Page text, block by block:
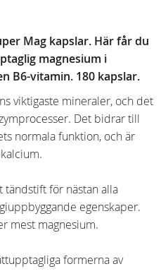
Mag kapslar. Här får du
magnesium i
B6-vitamin. 180 kapslar.
viktigaste mineraler, och det
Det bidrar till
normala funktion, och är
tändstift för nästan alla
egenskaper.
mest magnesium.
formerna av